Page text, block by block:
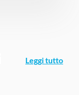
Leggi tutto